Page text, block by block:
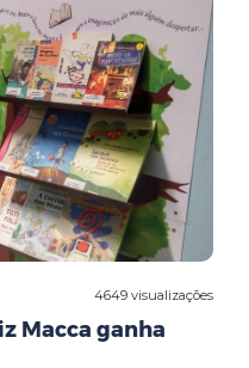
4649 visualizações
Macca ganha